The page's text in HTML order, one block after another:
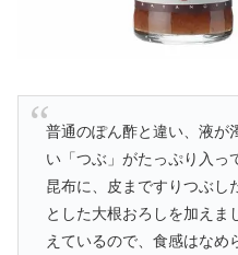
普通のぽん酢と違い、液が
い「つぶ」がたっぷり入っ
昆布に、皮まですりつぶし
とした大根おろしを加えま
えているので、食感はなめ